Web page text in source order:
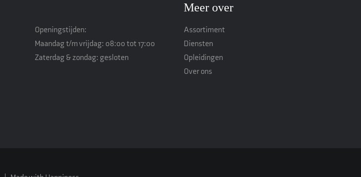
Openingstijden:
Maandag t/m vrijdag: 08:00 tot 17:00
Zaterdag & zondag: gesloten
Meer over
Assortiment
Diensten
Opleidingen
Over ons